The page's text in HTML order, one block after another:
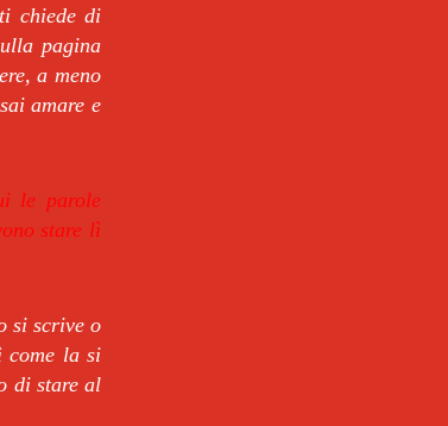
chiede di
pagina
a meno
amare e
le parole
stare lì
si scrive o
come la si
di stare al